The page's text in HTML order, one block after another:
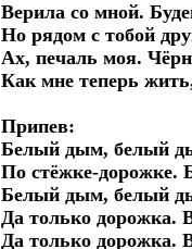
Верила со мной.
Но рядом с тобой
Ах, печаль моя.
Как мне теперь
Припев:
Белый дым, белый
По стёжке-дорожке.
Белый дым, белый
Да только дорожка.
Да только дорожка.